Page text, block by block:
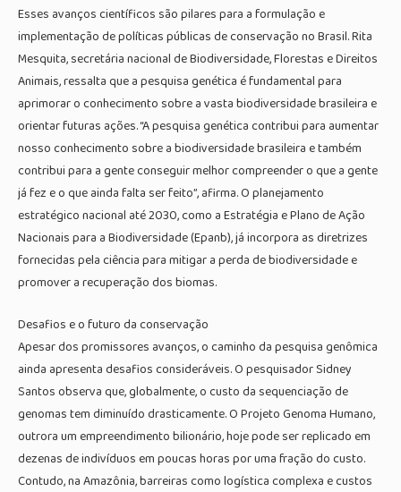
Esses avanços científicos são pilares para a formulação e
implementação de políticas públicas de conservação no Brasil. Rita
Mesquita, secretária nacional de Biodiversidade, Florestas e Direitos
Animais, ressalta que a pesquisa genética é fundamental para
aprimorar o conhecimento sobre a vasta biodiversidade brasileira e
orientar futuras ações. “A pesquisa genética contribui para aumentar
nosso conhecimento sobre a biodiversidade brasileira e também
contribui para a gente conseguir melhor compreender o que a gente
já fez e o que ainda falta ser feito”, afirma. O planejamento
estratégico nacional até 2030, como a Estratégia e Plano de Ação
Nacionais para a Biodiversidade (Epanb), já incorpora as diretrizes
fornecidas pela ciência para mitigar a perda de biodiversidade e
promover a recuperação dos biomas.
Desafios e o futuro da conservação
Apesar dos promissores avanços, o caminho da pesquisa genômica
ainda apresenta desafios consideráveis. O pesquisador Sidney
Santos observa que, globalmente, o custo da sequenciação de
genomas tem diminuído drasticamente. O Projeto Genoma Humano,
outrora um empreendimento bilionário, hoje pode ser replicado em
dezenas de indivíduos em poucas horas por uma fração do custo.
Contudo, na Amazônia, barreiras como logística complexa e custos